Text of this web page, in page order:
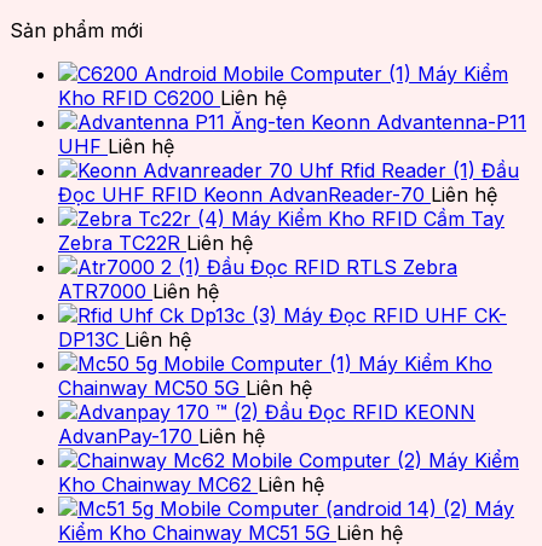
Sản phẩm mới
Máy Kiểm
Kho RFID C6200 Liên hệ
Ăng-ten Keonn Advantenna-P11
UHF Liên hệ
Đầu
Đọc UHF RFID Keonn AdvanReader-70 Liên hệ
Máy Kiểm Kho RFID Cầm Tay
Zebra TC22R Liên hệ
Đầu Đọc RFID RTLS Zebra
ATR7000 Liên hệ
Máy Đọc RFID UHF CK-
DP13C Liên hệ
Máy Kiểm Kho
Chainway MC50 5G Liên hệ
Đầu Đọc RFID KEONN
AdvanPay-170 Liên hệ
Máy Kiểm
Kho Chainway MC62 Liên hệ
Máy
Kiểm Kho Chainway MC51 5G Liên hệ